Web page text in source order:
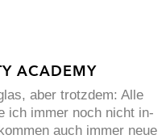
ACADEMY
aber trotzdem: Alle
ich immer noch nicht in-
auch immer neue